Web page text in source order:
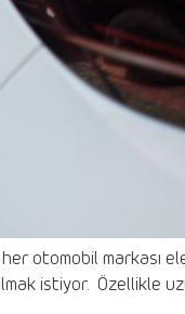
otomobil markası
istiyor. Özellikle